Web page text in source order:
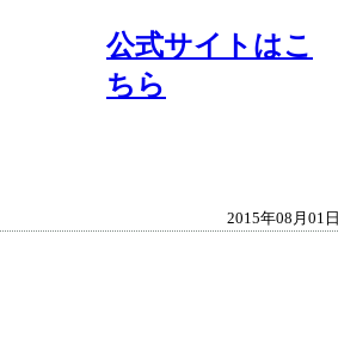
公式サイトはこ
ちら
2015年08月01日